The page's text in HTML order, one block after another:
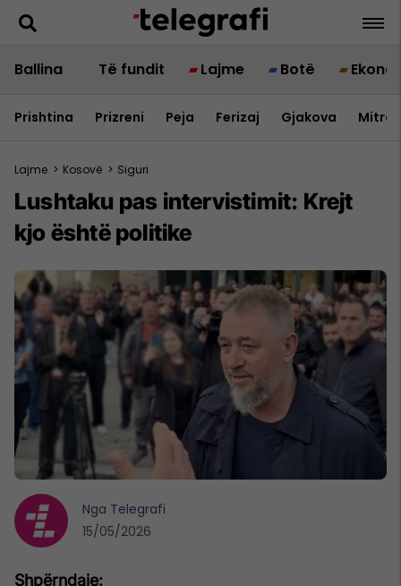
Ballina Të fundit Lajme Botë
Prishtina Prizreni Peja Ferizaj Gjakova
Lajme > Kosovë > Siguri
Lushtaku pas intervistimit: Krejt
kjo është politike
Nga Telegrafi
15/05/2026